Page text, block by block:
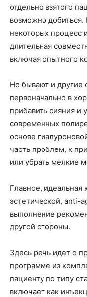
отдельно взятого
возможно добиться.
некоторых процесс
длительная
включая опытного
Но бывают и другие
первоначально в
прибавить сияния и
современных
основе
часть проблем, к
или убрать мелкие
Главное, идеальная
эстетической, anti-
выполнение
другой стороны.
Здесь речь идет о
программе из
пациенту по типу
включает как